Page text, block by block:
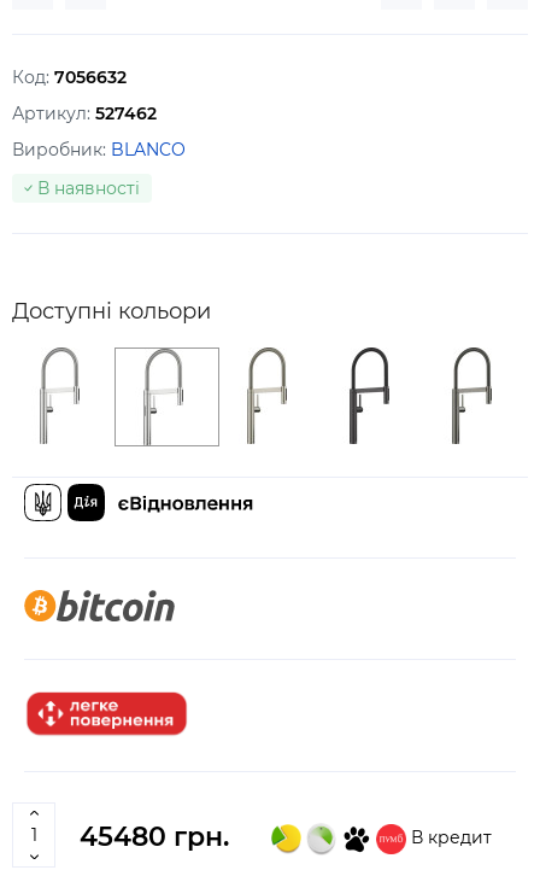
Код: 7056632
Артикул: 527462
Виробник: BLANCO
В наявності
Доступні кольори
45480 грн. В кредит